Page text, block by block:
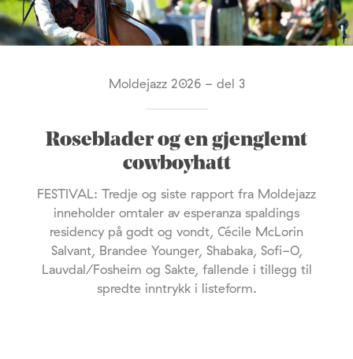
Moldejazz 2026 - del 3
Roseblader og en gjenglemt
cowboyhatt
FESTIVAL: Tredje og siste rapport fra Moldejazz
inneholder omtaler av esperanza spaldings
residency på godt og vondt, Cécile McLorin
Salvant, Brandee Younger, Shabaka, Sofi-O,
Lauvdal/Fosheim og Sakte, fallende i tillegg til
spredte inntrykk i listeform.